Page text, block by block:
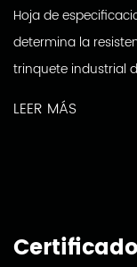
Hoja de
determina la
trinquete industrial
LEER MÁS